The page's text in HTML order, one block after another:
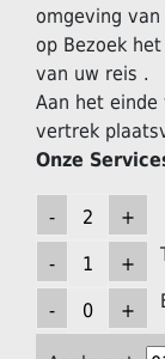
omgeving van
op Bezoek
van uw reis .
Aan het
vertrek
Onze